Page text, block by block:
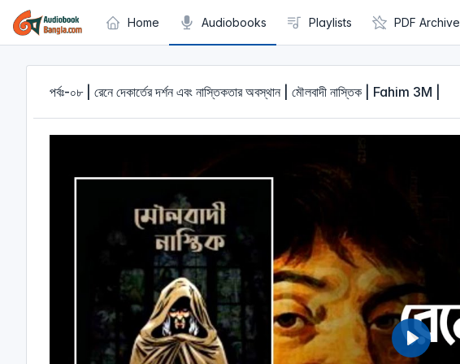
Cookies management panel
Home
Audiobooks Playlists PDF Archive
পর্বঃ-০৮ | রেনে দেকার্তের দর্শন এবং নাস্তিকতার অবস্থান | মৌলবাদী নাস্তিক | Fahim 3M |
P